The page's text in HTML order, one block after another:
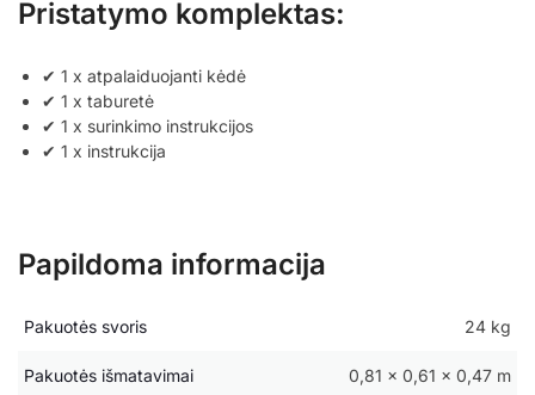
Pristatymo komplektas:
✔ 1 x atpalaiduojanti kėdė
✔ 1 x taburetė
✔ 1 x surinkimo instrukcijos
✔ 1 x instrukcija
Papildoma informacija
Pakuotės svoris 24 kg
Pakuotės išmatavimai 0,81 × 0,61 × 0,47 m